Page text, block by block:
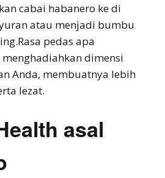
cabai habanero ke di
atau menjadi bumbu
pedas apa
dimensi
Anda, membuatnya lebih
lezat.
asal